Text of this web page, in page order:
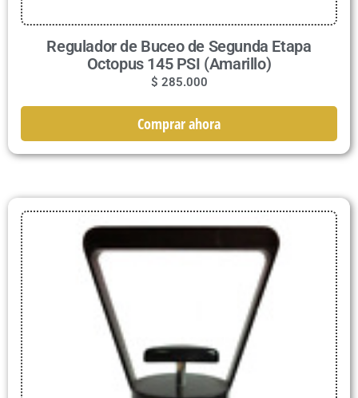
Regulador de Buceo de Segunda Etapa
Octopus 145 PSI (Amarillo)
$ 285.000
Comprar ahora